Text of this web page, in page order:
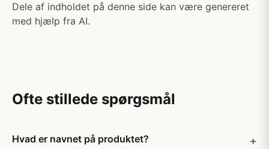
Dele af indholdet på denne side kan være genereret
med hjælp fra AI.
Ofte stillede spørgsmål
Hvad er navnet på produktet?